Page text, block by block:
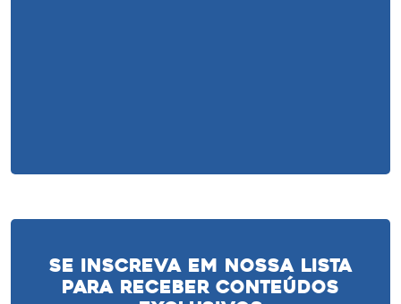
Se inscreva em nossa lista
para receber conteúdos